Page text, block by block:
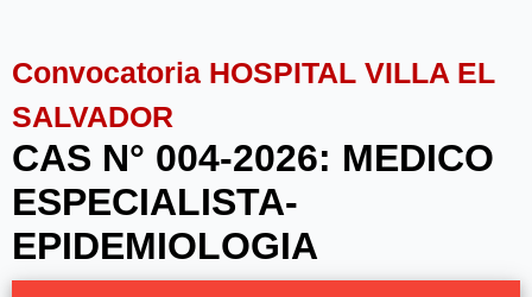
Convocatoria HOSPITAL VILLA EL
SALVADOR
CAS N° 004-2026: MEDICO
ESPECIALISTA-
EPIDEMIOLOGIA